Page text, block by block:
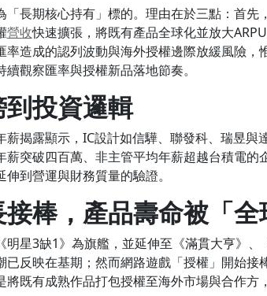
「長期核心持有」標的。理由在於三點：首
營收快速擴張，將既有產品全球化並放大
率造成的認列波動與海外授權邊際放緩風險
觀察匯率與授權新品落地節奏。
投資邏輯
薪揭露顯示，IC設計如信驊、聯發科、瑞昱
薪突破四百萬、非主管平均年薪超越台積電
到營運與財務質量的驗證。
棒，產品壽命被「
明星3缺1》為旗艦，並延伸至《滿貫大亨》
已反映在基期；然而網路遊戲「授權」開始接
將既有成熟作品打包授權至海外市場與合作方